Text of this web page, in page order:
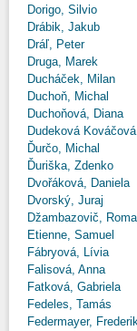
Dorigo, Silvio
Drábik, Jakub
Dráľ, Peter
Druga, Marek
Ducháček, Milan
Duchoň, Michal
Duchoňová, Diana
Dudeková
Ďurčo, Michal
Ďuriška, Zdenko
Dvořáková, Daniela
Dvorský, Juraj
Džambazovič,
Etienne, Samuel
Fábryová, Lívia
Falisová, Anna
Fatková, Gabriela
Fedeles, Tamás
Federmayer, Frederik